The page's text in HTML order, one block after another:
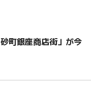
町銀座商店街」が今